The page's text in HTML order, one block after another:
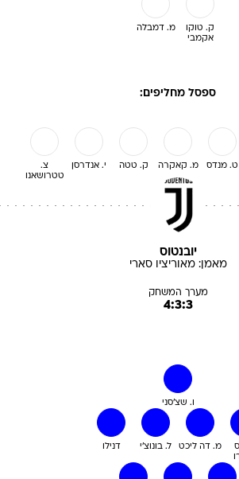
מ. דמבלה
ק. טוקו
אקמבי
ספסל מחליפים:
צ.
טטרושאנו
י. אנדרסן ק. טטה מ. קאקרה ט. מנדס
יובנטוס
מאמן:מאוריציו סארי
מערך המשחק
4:3:3
ו. שצ'סני
דנילו ל. בונוצ'י מ. דה ליכט